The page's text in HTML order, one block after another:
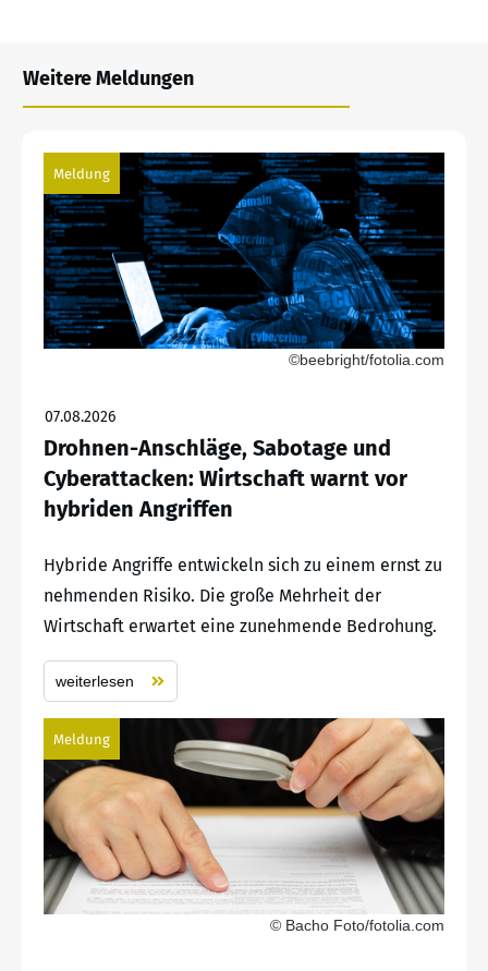
Weitere Meldungen
Meldung
©beebright/fotolia.com
07.08.2026
Drohnen-Anschläge, Sabotage und
Cyberattacken: Wirtschaft warnt vor
hybriden Angriffen
Hybride Angriffe entwickeln sich zu einem ernst zu
nehmenden Risiko. Die große Mehrheit der
Wirtschaft erwartet eine zunehmende Bedrohung.
weiterlesen
Meldung
© Bacho Foto/fotolia.com